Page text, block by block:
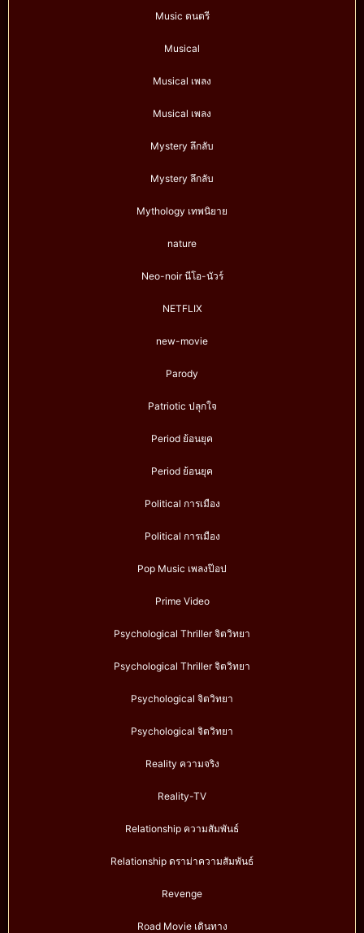
Music ดนตรี
Musical
Musical เพลง
Musical เพลง
Mystery ลึกลับ
Mystery ลึกลับ
Mythology เทพนิยาย
nature
Neo-noir นีโอ-นัวร์
NETFLIX
new-movie
Parody
Patriotic ปลุกใจ
Period ย้อนยุค
Period ย้อนยุค
Political การเมือง
Political การเมือง
Pop Music เพลงป๊อป
Prime Video
Psychological Thriller จิตวิทยา
Psychological Thriller จิตวิทยา
Psychological จิตวิทยา
Psychological จิตวิทยา
Reality ความจริง
Reality-TV
Relationship ความสัมพันธ์
Relationship ดราม่าความสัมพันธ์
Revenge
Road Movie เดินทาง